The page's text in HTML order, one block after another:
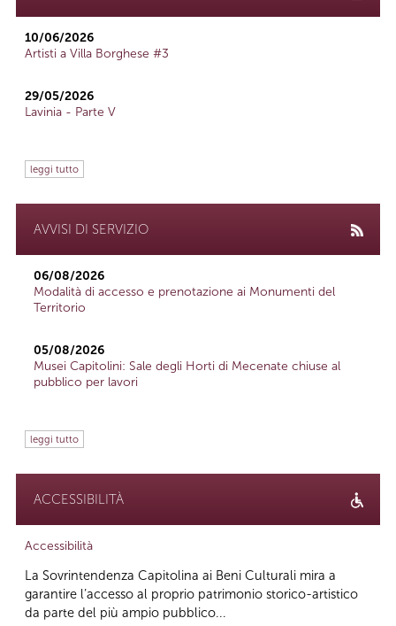
10/06/2026
Artisti a Villa Borghese #3
29/05/2026
Lavinia - Parte V
leggi tutto
AVVISI DI SERVIZIO
06/08/2026
Modalità di accesso e prenotazione ai Monumenti del
Territorio
05/08/2026
Musei Capitolini: Sale degli Horti di Mecenate chiuse al
pubblico per lavori
leggi tutto
ACCESSIBILITÀ
Accessibilità
La Sovrintendenza Capitolina ai Beni Culturali mira a
garantire l’accesso al proprio patrimonio storico-artistico
da parte del più ampio pubblico...